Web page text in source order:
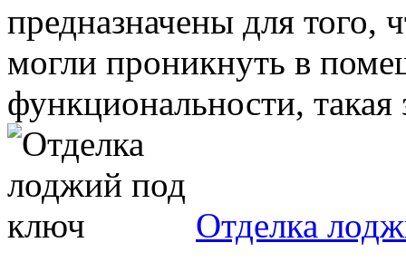
предназначены для
могли проникнуть в
функциональности,
Отделка